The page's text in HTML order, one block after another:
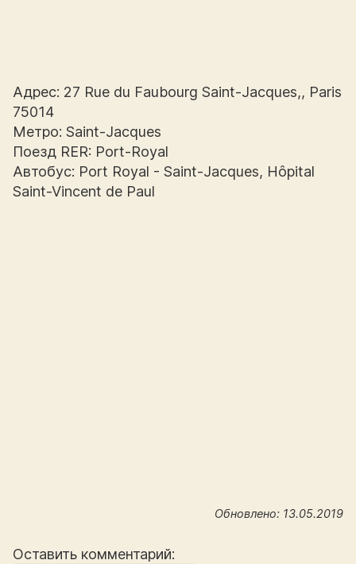
Адрес: 27 Rue du Faubourg Saint-Jacques,, Paris
75014
Метро: Saint-Jacques
Поезд RER: Port-Royal
Автобус: Port Royal - Saint-Jacques, Hôpital
Saint-Vincent de Paul
Обновлено: 13.05.2019
Оставить комментарий: